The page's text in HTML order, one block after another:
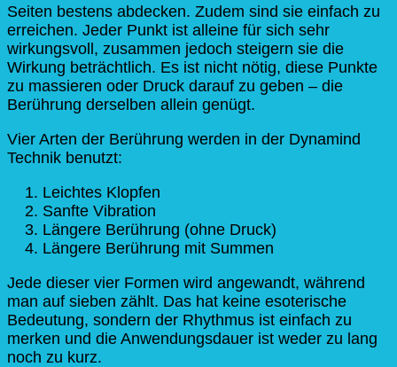
Seiten bestens abdecken. Zudem sind sie einfach zu
erreichen. Jeder Punkt ist alleine für sich sehr
wirkungsvoll, zusammen jedoch steigern sie die
Wirkung beträchtlich. Es ist nicht nötig, diese Punkte
zu massieren oder Druck darauf zu geben – die
Berührung derselben allein genügt.
Vier Arten der Berührung werden in der Dynamind
Technik benutzt:
Leichtes Klopfen
Sanfte Vibration
Längere Berührung (ohne Druck)
Längere Berührung mit Summen
Jede dieser vier Formen wird angewandt, während
man auf sieben zählt. Das hat keine esoterische
Bedeutung, sondern der Rhythmus ist einfach zu
merken und die Anwendungsdauer ist weder zu lang
noch zu kurz.